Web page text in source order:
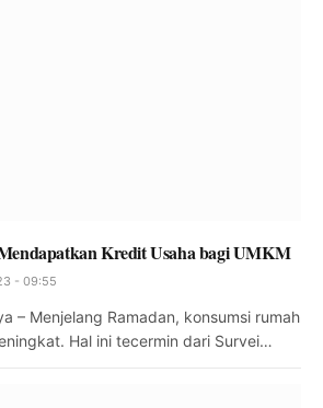
Kredit Usaha bagi UMKM
- 09:55
– Menjelang Ramadan, konsumsi rumah
Hal ini tecermin dari Survei…